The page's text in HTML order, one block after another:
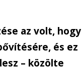
az volt, hogy
és ez
– közölte